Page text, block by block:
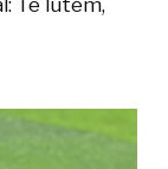
Të lutem,